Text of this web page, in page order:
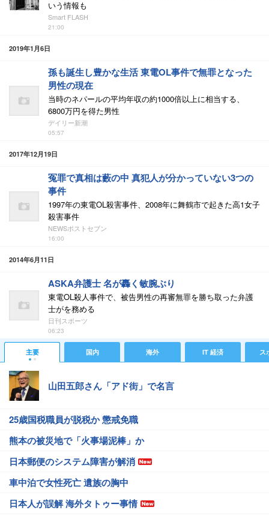
いう情報も
Smart FLASH
21:00
2019年1月6日
孫も誕生し豊かな生活 東電OL事件で無罪となった
男性の現在
当時のネパールの平均年収の約1000倍以上に相当する、
6800万円を得た男性
デイリー新潮
05:57
2017年12月19日
冤罪で真相は藪の中 真犯人が分かっていない3つの
事件
1997年の東電OL殺害事件、2008年に舞鶴市で起きた高1女子
殺害事件
NEWSポストセブン
16:00
2014年6月11日
ASKA弁護士 名が轟く敏腕ぶり
東電OL殺人事件で、被告男性の再審無罪を勝ち取った弁護
士がを務める
日刊スポーツ
06:23
主要 国内 海外 IT 経済 ス
山田五郎さん「アド街」で名言
25歳国税職員が脱税か 懲戒免職
熊本の被災地で「火事場泥棒」か
日本郵便のシステム障害が解消
車中泊で女性死亡 遺族の胸中
日本人が誤解 海外タトゥー事情